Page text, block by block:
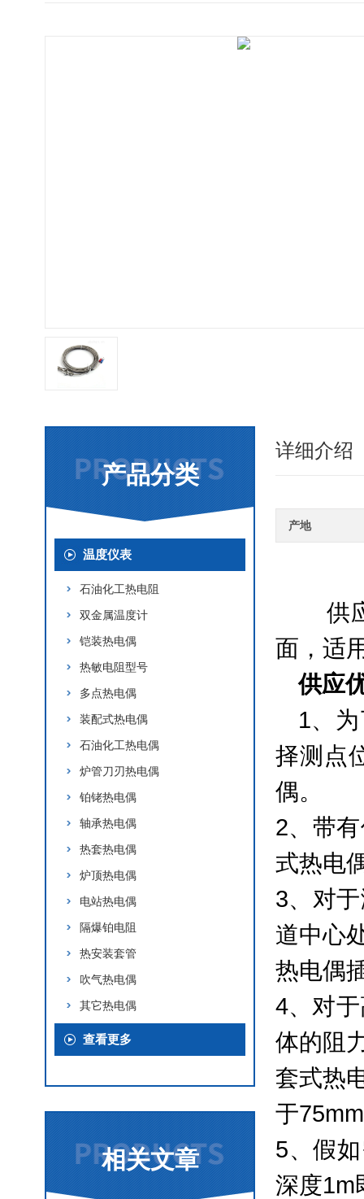
产品分类
温度仪表
石油化工热电阻
双金属温度计
铠装热电偶
热敏电阻型号
多点热电偶
装配式热电偶
石油化工热电偶
炉管刀刃热电偶
铂铑热电偶
轴承热电偶
热套热电偶
炉顶热电偶
电站热电偶
隔爆铂电阻
热安装套管
吹气热电偶
其它热电偶
查看更多
相关文章
详细介绍
产地
供
面，适
供应
1、
择测点
偶。
2、带
式热电
3、对
道中心
热电偶
4、对
体的阻
套式热
于
5、假
深度1m